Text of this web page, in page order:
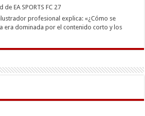
EA SPORTS FC 27
profesional explica: «¿Cómo se
era dominada por el contenido corto y los